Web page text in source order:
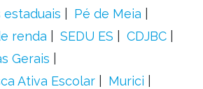
Pé de Meia
renda
SEDU ES
CDJBC
Gerais
Ativa Escolar
Murici